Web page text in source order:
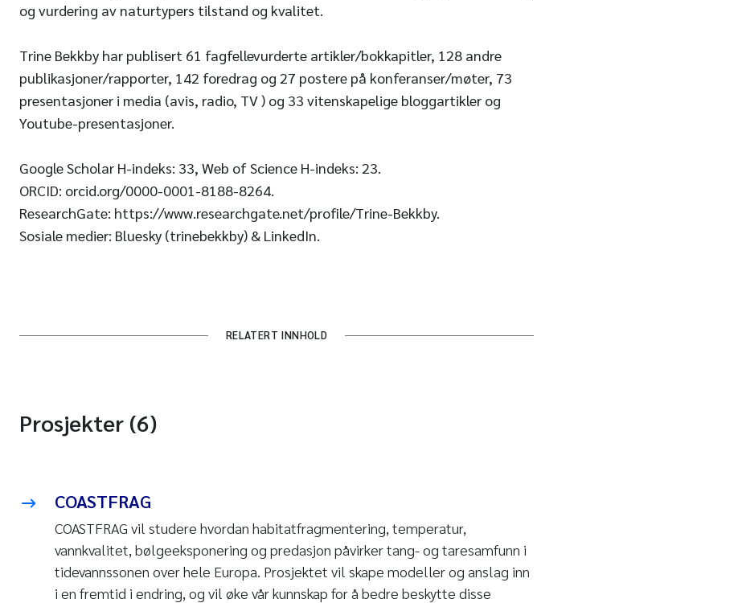
og vurdering av naturtypers tilstand og kvalitet.
Trine Bekkby har publisert 61 fagfellevurderte artikler/bokkapitler, 128 andre
publikasjoner/rapporter, 142 foredrag og 27 postere på konferanser/møter, 73
presentasjoner i media (avis, radio, TV ) og 33 vitenskapelige bloggartikler og
Youtube-presentasjoner.
Google Scholar H-indeks: 33, Web of Science H-indeks: 23.
ORCID: orcid.org/0000-0001-8188-8264.
ResearchGate: https://www.researchgate.net/profile/Trine-Bekkby.
Sosiale medier: Bluesky (trinebekkby) & LinkedIn.
RELATERT INNHOLD
Prosjekter (6)
COASTFRAG
COASTFRAG vil studere hvordan habitatfragmentering, temperatur,
vannkvalitet, bølgeeksponering og predasjon påvirker tang- og taresamfunn i
tidevannssonen over hele Europa. Prosjektet vil skape modeller og anslag inn
i en fremtid i endring, og vil øke vår kunnskap for å bedre beskytte disse